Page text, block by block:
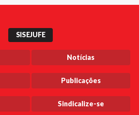
SISEJUFE
Notícias
Publicações
Sindicalize-se